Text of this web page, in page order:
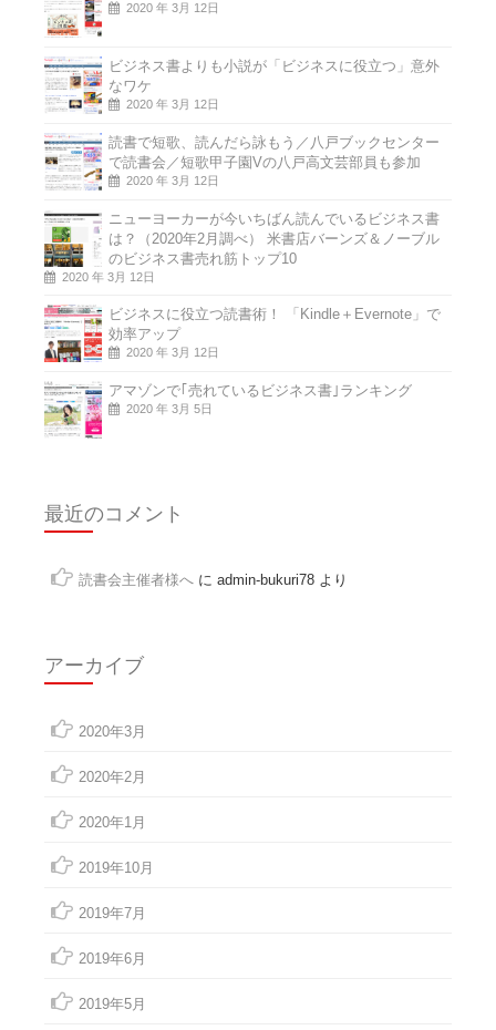
2020 年 3月 12日
ビジネス書よりも小説が「ビジネスに役立つ」意外
なワケ
2020 年 3月 12日
読書で短歌、読んだら詠もう／八戸ブックセンター
で読書会／短歌甲子園Vの八戸高文芸部員も参加
2020 年 3月 12日
ニューヨーカーが今いちばん読んでいるビジネス書
は？（2020年2月調べ） 米書店バーンズ＆ノーブル
のビジネス書売れ筋トップ10
2020 年 3月 12日
ビジネスに役立つ読書術！ 「Kindle＋Evernote」で
効率アップ
2020 年 3月 12日
アマゾンで｢売れているビジネス書｣ランキング
2020 年 3月 5日
最近のコメント
読書会主催者様へ に admin-bukuri78 より
アーカイブ
2020年3月
2020年2月
2020年1月
2019年10月
2019年7月
2019年6月
2019年5月